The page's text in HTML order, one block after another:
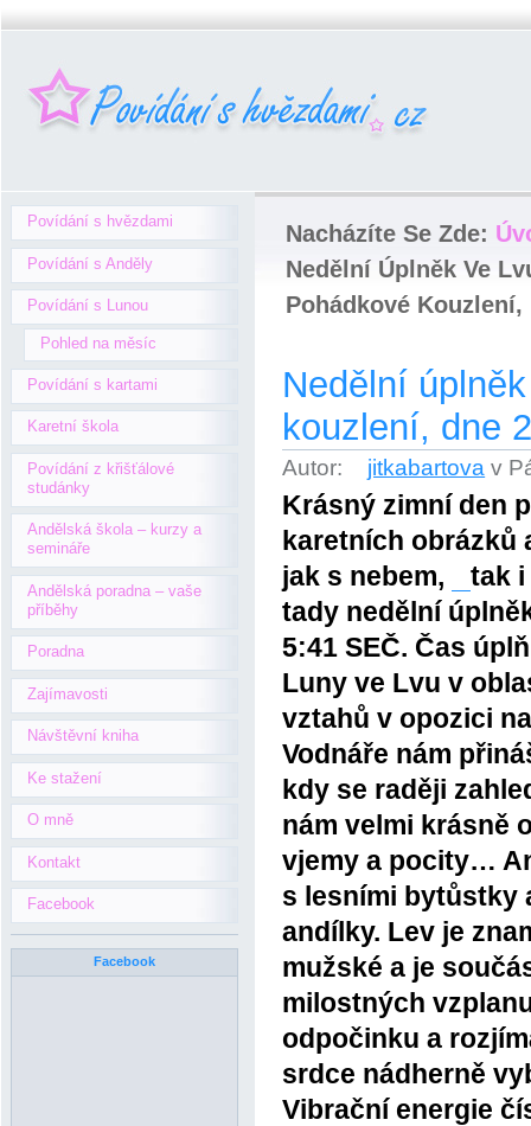
Nacházíte Se Zde:
Nedělní Úplněk Ve
Pohádkové Kouzlení,
Nedělní
kouzlení, dne
Autor: jitkabartova v
Krásný zimní den
karetních obrázků
jak s nebem,
tak i
tady nedělní
5:41 SEČ. Čas
Luny ve Lvu v
vztahů v opozici
Vodnáře nám
kdy se raději
nám velmi krásně
vjemy a pocity…
s lesními bytůstky
andílky. Lev je
mužské a je
milostných
odpočinku a
srdce nádherně
Vibrační energie
Povídání s hvězdami
Povídání s Anděly
Povídání s Lunou
Pohled na měsíc
Povídání s kartami
Karetní škola
Povídání z křišťálové
studánky
Andělská škola – kurzy a
semináře
Andělská poradna – vaše
příběhy
Poradna
Zajímavosti
Návštěvní kniha
Ke stažení
O mně
Kontakt
Facebook
Facebook